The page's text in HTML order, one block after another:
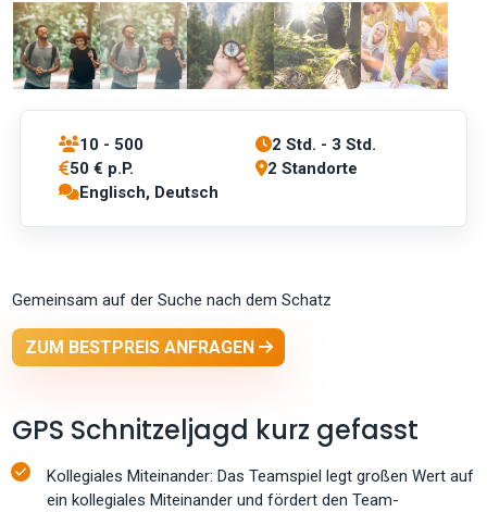
10 - 500
2 Std. - 3 Std.
50 € p.P.
2 Standorte
Englisch, Deutsch
Gemeinsam auf der Suche nach dem Schatz
ZUM BESTPREIS ANFRAGEN
GPS Schnitzeljagd kurz gefasst
Kollegiales Miteinander: Das Teamspiel legt großen Wert auf
ein kollegiales Miteinander und fördert den Team-